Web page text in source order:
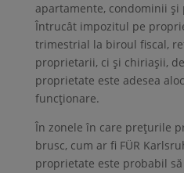
apartamente, condominii
Întrucât impozitul pe
trimestrial la biroul fiscal,
proprietarii, ci și chiriașii,
proprietate este adesea
funcționare.
În zonele în care prețurile
brusc, cum ar fi FÜR
proprietate este probabil